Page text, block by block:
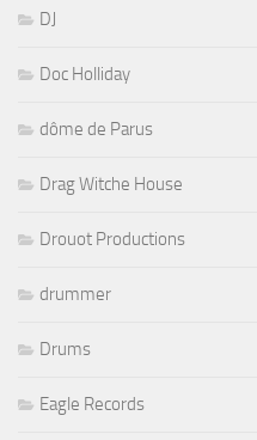
DJ
Doc Holliday
dôme de Parus
Drag Witche House
Drouot Productions
drummer
Drums
Eagle Records